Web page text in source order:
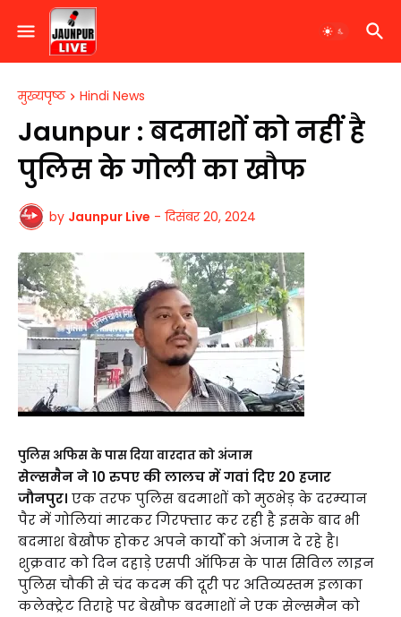
मुख्यपृष्ठ Hindi News
Jaunpur : ​बदमाशों को नहीं है
पुलिस के गोली का खौफ
by Jaunpur Live - दिसंबर 20, 2024
पुलिस अफिस के पास दिया वारदात को अंजाम
सेल्समैन ने 10 रुपए की लालच में गवां दिए 20 हजार
जौनपुर। एक तरफ पुलिस बदमाशों को मुठभेड़ के दरम्यान
पैर में गोलियां मारकर गिरफ्तार कर रही है इसके बाद भी
बदमाश बेखौफ होकर अपने कार्यों को अंजाम दे रहे है।
शुक्रवार को दिन दहाड़े एसपी ऑफिस के पास सिविल लाइन
पुलिस चौकी से चंद कदम की दूरी पर अतिव्यस्तम इलाका
कलेक्ट्रेट तिराहे पर बेखौफ बदमाशों ने एक सेल्समैन को